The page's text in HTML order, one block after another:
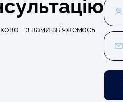
з вами зв’яжемось
ім'я
Ваш
email